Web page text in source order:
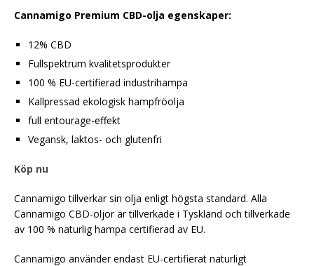
Cannamigo Premium CBD-olja egenskaper:
12% CBD
Fullspektrum kvalitetsprodukter
100 % EU-certifierad industrihampa
Kallpressad ekologisk hampfröolja
full entourage-effekt
Vegansk, laktos- och glutenfri
Köp nu
Cannamigo tillverkar sin olja enligt högsta standard. Alla
Cannamigo CBD-oljor är tillverkade i Tyskland och tillverkade
av 100 % naturlig hampa certifierad av EU.
Cannamigo använder endast EU-certifierat naturligt